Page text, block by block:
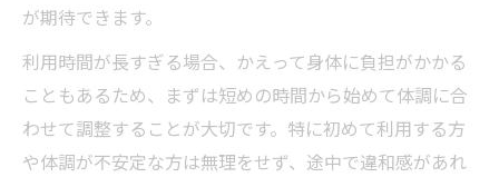
が期待できます。
利用時間が長すぎる場合、かえって身体に負担がかかる
こともあるため、まずは短めの時間から始めて体調に合
わせて調整することが大切です。特に初めて利用する方
や体調が不安定な方は無理をせず、途中で違和感があれ